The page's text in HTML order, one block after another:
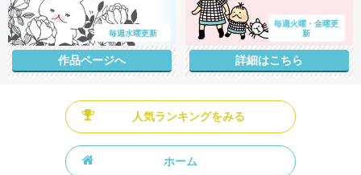
毎週水曜更新
作品ページへ
毎週火曜・金曜更
新
詳細はこちら
人気ランキングをみる
ホーム